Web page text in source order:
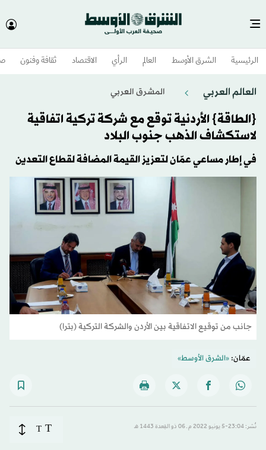
الرئيسية الشرق الأوسط​ العالم الرأي الاقتصاد ثقافة وفنون
العالم العربي المشرق العربي
{الطاقة} الأردنية توقع مع شركة تركية اتفاقية
لاستكشاف الذهب جنوب البلاد
في إطار مساعي عمّان لتعزيز القيمة المضافة لقطاع التعدين
جانب من توقيع الاتفاقية بين الأردن والشركة التركية (بترا)
عمّان:«الشرق الأوسط»
نُشر: 23:04-5 يونيو 2022 م ـ 06 ذو القِعدة 1443 هـ T
T